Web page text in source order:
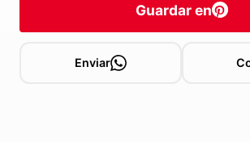
Guardar en
Enviar